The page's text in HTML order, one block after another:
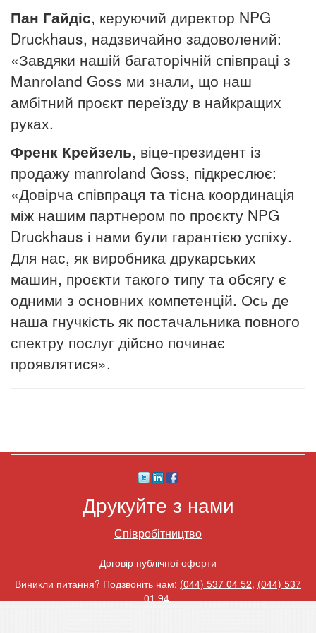
Пан Гайдіс, керуючий директор NPG
Druckhaus, надзвичайно задоволений:
«Завдяки нашій багаторічній співпраці з
Manroland Goss ми знали, що наш
амбітний проєкт переїзду в найкращих
руках.
Френк Крейзель, віце-президент із
продажу manroland Goss, підкреслює:
«Довірча співпраця та тісна координація
між нашим партнером по проєкту NPG
Druckhaus і нами були гарантією успіху.
Для нас, як виробника друкарських
машин, проєкти такого типу та обсягу є
одними з основних компетенцій. Ось де
наша гнучкість як постачальника повного
спектру послуг дійсно починає
проявлятися».
Друкуйте з нами
Співробітництво
Договір публічної оферти
Виникли питання? Подзвоніть нам: (044) 537 04 52, (044) 537
01 94.